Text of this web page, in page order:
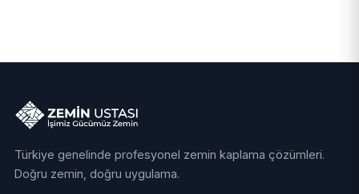
Türkiye genelinde profesyonel zemin kaplama çözümleri.
Doğru zemin, doğru uygulama.